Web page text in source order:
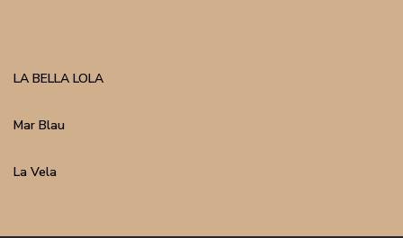
LA BELLA LOLA
Mar Blau
La Vela